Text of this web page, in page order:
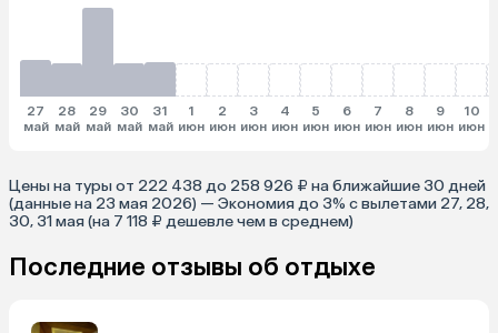
27
май
28
май
29
май
30
май
31
май
1
июн
2
июн
3
июн
4
июн
5
июн
6
июн
7
июн
8
июн
9
июн
10
июн
Цены на туры от 222 438 до 258 926 ₽ на ближайшие 30 дней
(данные на 23 мая 2026) — Экономия до 3% с вылетами 27, 28,
30, 31 мая (на 7 118 ₽ дешевле чем в среднем)
Последние отзывы об отдыхе